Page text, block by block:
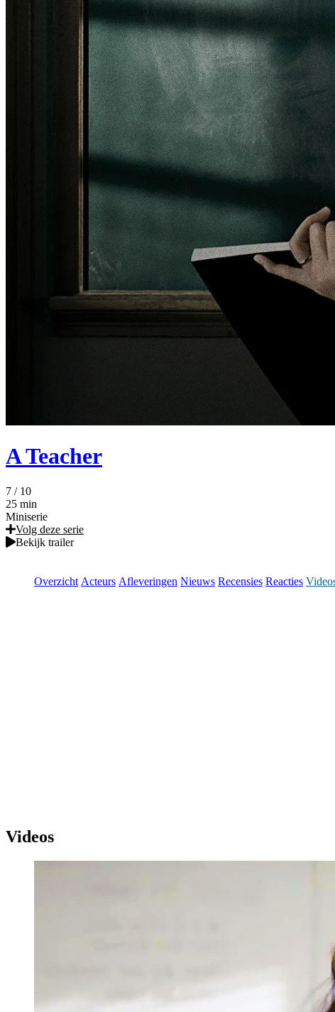
A Teacher
7 / 10
25 min
Miniserie
Volg deze serie
Bekijk trailer
Overzicht Acteurs Afleveringen Nieuws Recensies Reacties
Videos